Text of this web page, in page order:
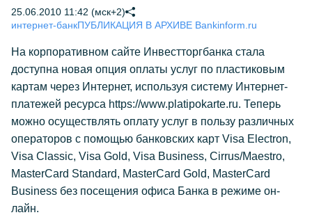
25.06.2010 11:42 (мск+2)
интернет-банкПУБЛИКАЦИЯ В АРХИВЕ Bankinform.ru
На корпоративном сайте Инвестторгбанка стала
доступна новая опция оплаты услуг по пластиковым
картам через Интернет, используя систему Интернет-
платежей ресурса https://www.platipokarte.ru. Теперь
можно осуществлять оплату услуг в пользу различных
операторов с помощью банковских карт Visa Electron,
Visa Classic, Visa Gold, Visa Business, Cirrus/Maestro,
MasterCard Standard, MasterCard Gold, MasterCard
Business без посещения офиса Банка в режиме он-
лайн.